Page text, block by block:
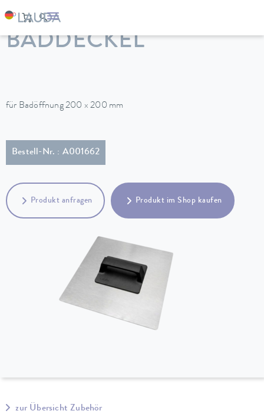
LAUDA Temperiergeräte
BADDECKEL
für Badöffnung 200 x 200 mm
Bestell-Nr. : A001662
Produkt anfragen Produkt im Shop kaufen
zur Übersicht Zubehör